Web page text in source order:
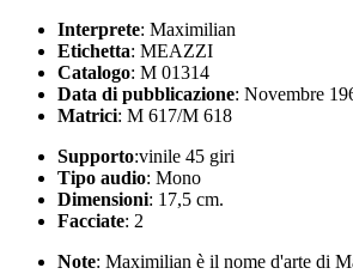
Interprete: Maximilian
Etichetta: MEAZZI
Catalogo: M 01314
Data di pubblicazione: Novembre
Matrici: M 617/M 618
Supporto:vinile 45 giri
Tipo audio: Mono
Dimensioni: 17,5 cm.
Facciate: 2
Note: Maximilian è il nome d'arte di